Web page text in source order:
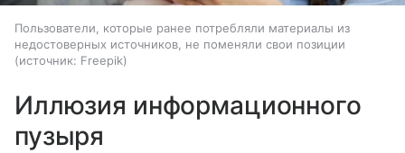
Пользователи, которые ранее потребляли материалы из
недостоверных источников, не поменяли свои позиции
источник: Freepik
Иллюзия информационного
пузыря